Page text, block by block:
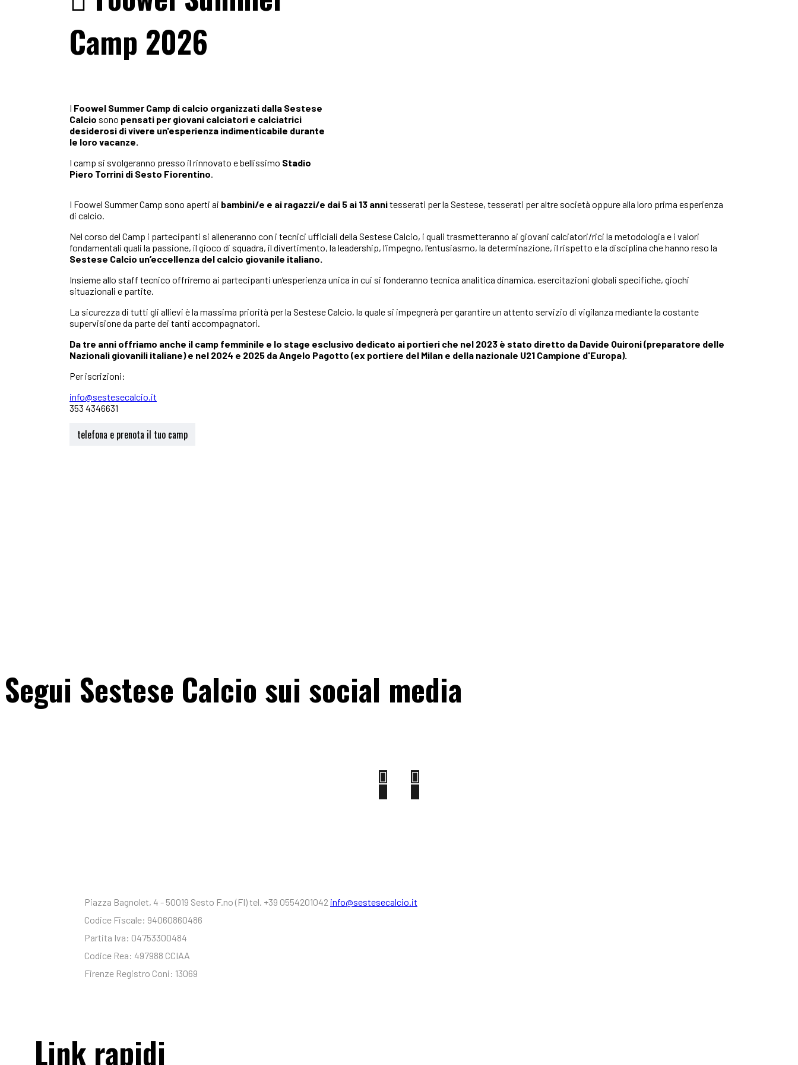
Camp 2026
I Foowel Summer Camp di calcio organizzati dalla Sestese
Calcio sono pensati per giovani calciatori e calciatrici
desiderosi di vivere un'esperienza indimenticabile durante
le loro vacanze.
I camp si svolgeranno presso il rinnovato e bellissimo Stadio
Piero Torrini di Sesto Fiorentino.
I Foowel Summer Camp sono aperti ai bambini/e e ai ragazzi/e dai 5 ai 13 annitesserati per la Sestese, tesserati per altre società oppure alla loro prima esperienza
di calcio.
Nel corso del Camp i partecipanti si alleneranno con i tecnici ufficiali della Sestese Calcio, i quali trasmetteranno ai giovani calciatori/rici la metodologia e i valori
fondamentali quali la passione, il gioco di squadra, il divertimento, la leadership, l’impegno, l’entusiasmo, la determinazione, il rispetto e la disciplina che hanno reso la
Sestese Calcio un’eccellenza del calcio giovanile italiano.
Insieme allo staff tecnico offriremo ai partecipanti un’esperienza unica in cui si fonderanno tecnica analitica dinamica, esercitazioni globali specifiche, giochi
situazionali e partite.
La sicurezza di tutti gli allievi è la massima priorità per la Sestese Calcio, la quale si impegnerà per garantire un attento servizio di vigilanza mediante la costante
supervisione da parte dei tanti accompagnatori.
Da tre anni offriamo anche il camp femminile e lo stage esclusivo dedicato ai portieri che nel 2023 è stato diretto da Davide Quironi (preparatore delle
Nazionali giovanili italiane) e nel 2024 e 2025 da Angelo Pagotto (ex portiere del Milan e della nazionale U21 Campione d'Europa).
Per iscrizioni:
info@sestesecalcio.it
353 4346631
telefona e prenota il tuo camp
Segui Sestese Calcio sui social media
Piazza Bagnolet, 4 - 50019 Sesto F.no (FI) tel. +39 0554201042 info@sestesecalcio.it
Codice Fiscale: 94060860486
Partita Iva: 04753300484
Codice Rea: 497988 CCIAA
Firenze Registro Coni: 13069
Link rapidi